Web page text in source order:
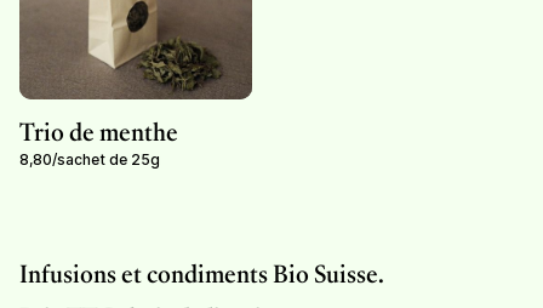
Trio de menthe
sachet de 25g
/
8,80
Infusions et condiments Bio Suisse.